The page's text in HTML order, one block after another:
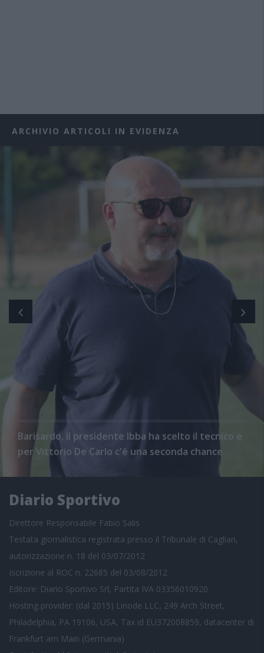
ARCHIVIO ARTICOLI IN EVIDENZA
Barisardo, il presidente Ibba ha scelto il tecnico e
per Vittorio De Carlo c'è una seconda chance
Diario Sportivo
Direttore Responsabile Fabio Salis
Testata giornalistica registrata presso il Tribunale di Cagliari,
autorizzazione n. 18 del 03/07/2012
Iscrizione al ROC n. 22685 del 03/08/2012
Editore: Diario Sportivo Srl, Partita IVA 03356010920
Hosting provider: (dal 2015) Linode LLC, 249 Arch Street,
Philadelphia, PA 19106, USA, Tax id EU372008859, datacenter di
Frankfurt am Main (Germania)